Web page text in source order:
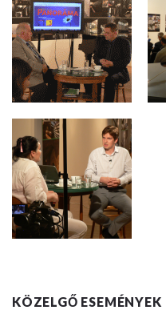
KÖZELGŐ ESEMÉNYEK